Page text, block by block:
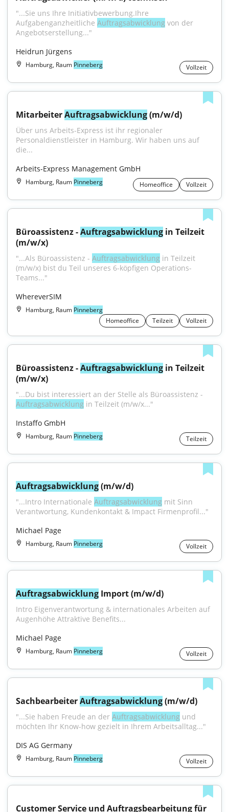
"...Sie uns Ihre Initiativbewerbung.Ihre
Aufgabenganzheitliche Auftragsabwicklung von der
Angebotserstellung..."
Heidrun Jürgens
Hamburg, Raum Pinneberg Vollzeit
Mitarbeiter Auftragsabwicklung (m/w/d)
Über uns Arbeits-Express ist ihr regionaler
Personaldienstleister in Hamburg. Wir haben uns auf
die...
Arbeits-Express Management GmbH
Hamburg, Raum Pinneberg Homeoffice Vollzeit
Büroassistenz - Auftragsabwicklung in Teilzeit
(m/w/x)
"...Als Büroassistenz - Auftragsabwicklung in Teilzeit
(m/w/x) bist du Teil unseres 6-köpfigen Operations-
Teams..."
WhereverSIM
Hamburg, Raum Pinneberg
Homeoffice
Teilzeit Vollzeit
Büroassistenz - Auftragsabwicklung in Teilzeit
(m/w/x)
Auftragsabwicklung in Teilzeit (m/w/x..."
Instaffo GmbH
Hamburg, Raum Pinneberg Teilzeit
Auftragsabwicklung (m/w/d)
"...Intro Internationale Auftragsabwicklung mit Sinn
Verantwortung, Kundenkontakt & Impact Firmenprofil..."
Michael Page
Hamburg, Raum Pinneberg Vollzeit
Auftragsabwicklung Import (m/w/d)
Intro Eigenverantwortung & internationales Arbeiten auf
Augenhöhe Attraktive Benefits...
Michael Page
Hamburg, Raum Pinneberg Vollzeit
Sachbearbeiter Auftragsabwicklung (m/w/d)
"...Sie haben Freude an der Auftragsabwicklung und
möchten Ihr Know-how gezielt in Ihrem Arbeitsalltag..."
DIS AG Germany
Hamburg, Raum Pinneberg Vollzeit
Customer Service und Auftragsbearbeitung für